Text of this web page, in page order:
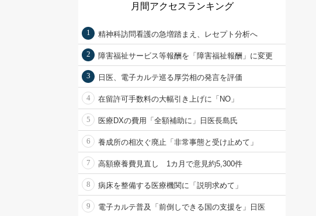
月間アクセスランキング
1 精神科訪問看護の急増踏まえ、レセプト分析へ
2 障害福祉サービス等報酬を「障害福祉報酬」に変更
3 日医、電子カルテ巡る厚労相の発言を評価
4 在留許可手数料の大幅引き上げに「NO」
5 医療DXの費用「全額補助に」日医長島氏
6 養成所の相次ぐ廃止「非常事態と受け止めて」
7 高額療養費見直し 1カ月で意見約5,300件
8 病床を整備する医療機関に「説明求めて」
9 電子カルテ普及「前倒しできる国の支援を」日医